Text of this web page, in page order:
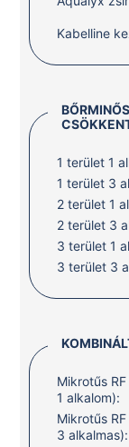
Kabelline
1 terület 1
1 terület 3
2 terület 1
2 terület 3
3 terület 1
3 terület 3
Mikrotűs
1 alkalom):
Mikrotűs
3 alkalmas):